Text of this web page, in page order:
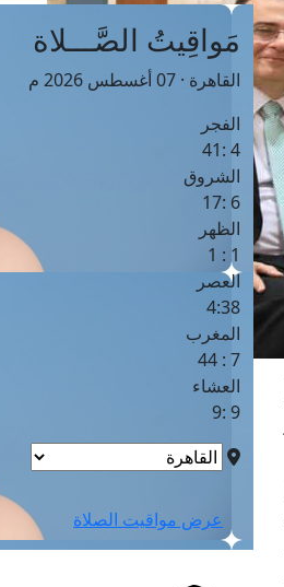
مَواقِيتُ الصَّـــلاة
القاهرة · 07 أغسطس 2026 م
الفجر
4 :41
الشروق
6 :17
الظهر
1 : 1
العصر
4:38
المغرب
7 : 44
العشاء
9 :9
عرض مواقيت الصلاة